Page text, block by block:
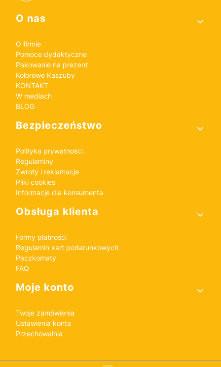
Linki w stopce
O nas
O firmie
Pomoce dydaktyczne
Pakowanie na prezent
Kolorowe Kaszuby
KONTAKT
W mediach
BLOG
Bezpieczeństwo
Polityka prywatności
Regulaminy
Zwroty i reklamacje
Pliki cookies
Informacje dla konsumenta
Obsługa klienta
Formy płatności
Regulamin kart podarunkowych
Paczkomaty
FAQ
Moje konto
Twoje zamówienia
Ustawienia konta
Przechowalnia